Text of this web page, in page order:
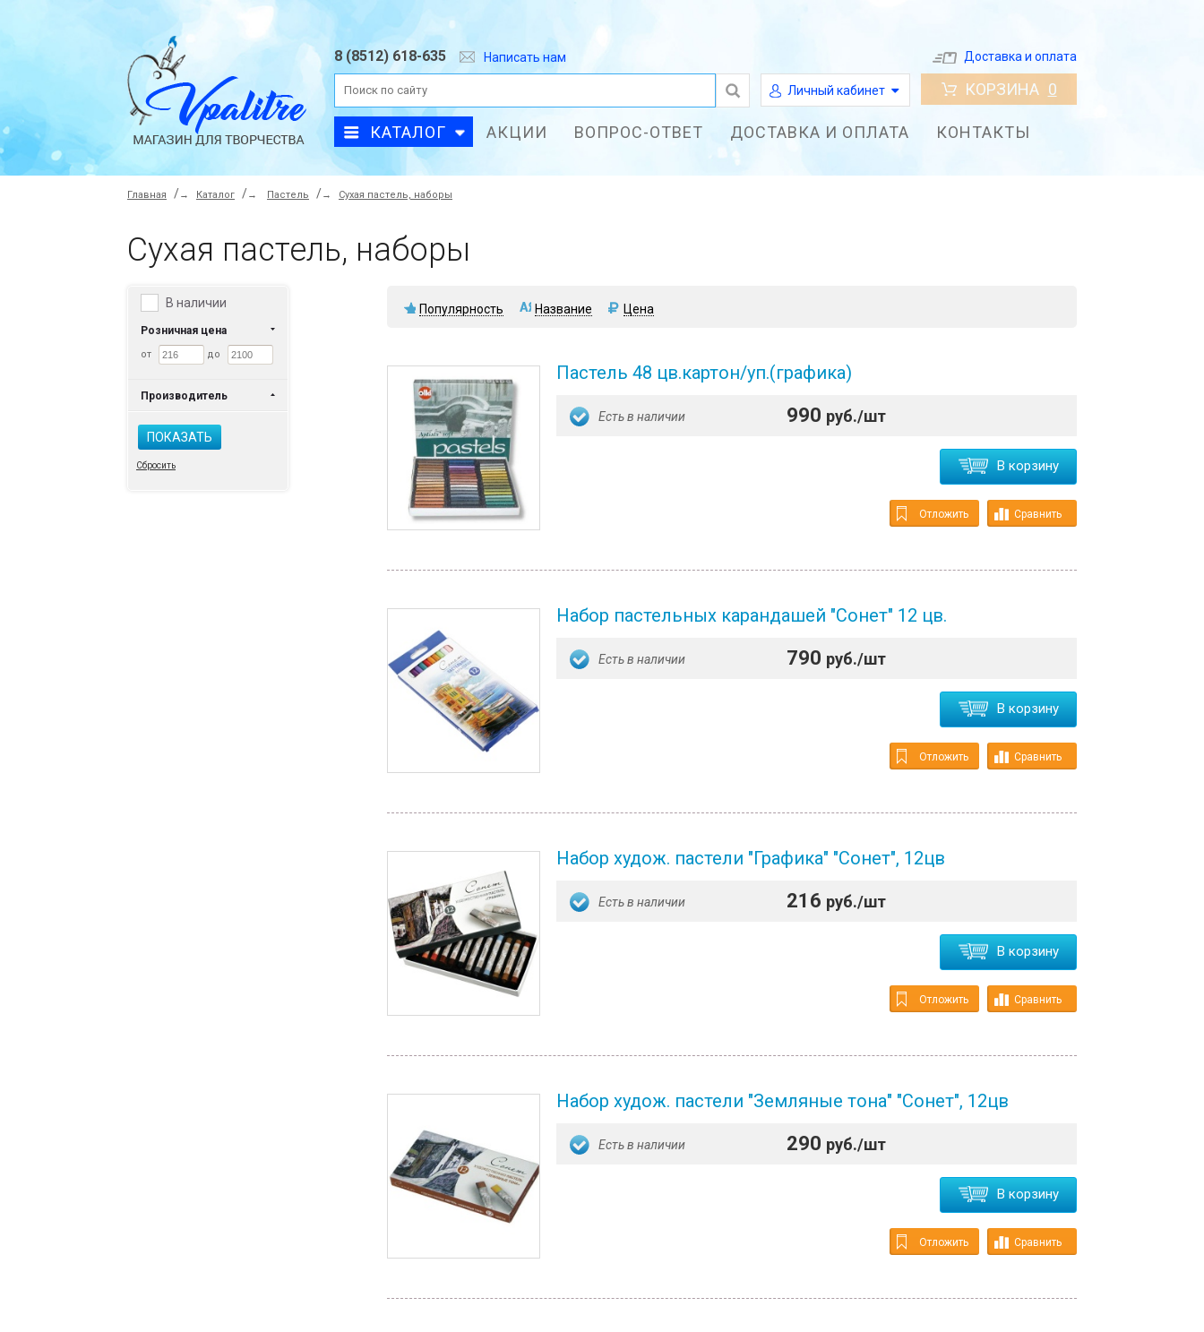
8 (8512) 618-635 Написать нам Доставка и оплата
Личный кабинет КОРЗИНА 0
КАТАЛОГ АКЦИИ ВОПРОС-ОТВЕТ ДОСТАВКА И ОПЛАТА КОНТАКТЫ
Главная → Каталог → Пастель → Сухая пастель, наборы
Сухая пастель, наборы
В наличии
Розничная цена
от до
Производитель
ПОКАЗАТЬ
Сбросить
Популярность Название Цена
Пастель 48 цв.картон/уп.(графика)
Есть в наличии 990 руб./шт
В корзину
Отложить Сравнить
Набор пастельных карандашей "Сонет" 12 цв.
Есть в наличии 790 руб./шт
В корзину
Отложить Сравнить
Набор худож. пастели "Графика" "Сонет", 12цв
Есть в наличии 216 руб./шт
В корзину
Отложить Сравнить
Набор худож. пастели "Земляные тона" "Сонет", 12цв
Есть в наличии 290 руб./шт
В корзину
Отложить Сравнить